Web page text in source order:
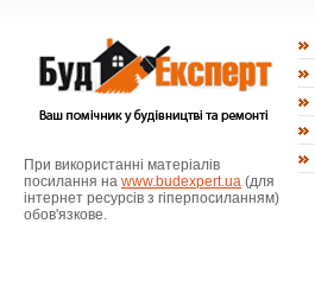
При використанні матеріалів
посилання на www.budexpert.ua (для
інтернет ресурсів з гіперпосиланням)
обов'язкове.